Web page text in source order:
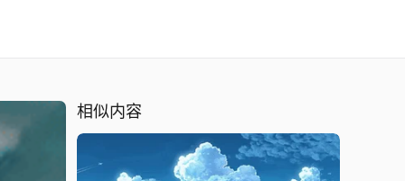
相似内容